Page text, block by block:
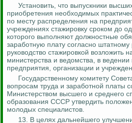
Установить, что выпускники
приобретения необходимых
по месту распределения на
учреждениях стажировку сроком до
которого выполняют должностные
заработную плату согласно
руководство стажировкой возложить
министерства и ведомства, в ведении
предприятия, организации и
Государственному комитету
вопросам труда и заработной платы
Министерством высшего и среднего
образования СССР утвердить
молодых специалистов.
13. В целях дальнейшего